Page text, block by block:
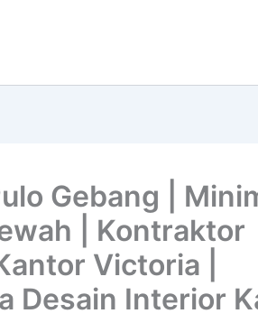
Gebang |
| Kontraktor
Victoria |
Desain Interior